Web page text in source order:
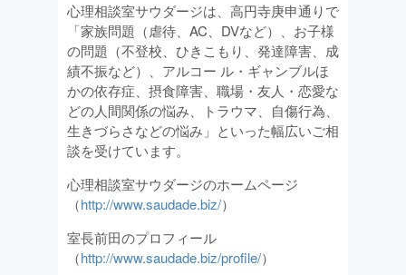
心理相談室サウダージは、高円寺庚申通りで
「家族問題（虐待、AC、DVなど）、お子様
の問題（不登校、ひきこもり、発達障害、成
績不振など）、アルコー ル・ギャンブルほ
かの依存症、摂食障害、職場・友人・恋愛な
どの人間関係の悩み、トラウマ、自傷行為、
生きづらさなどの悩み」といった幅広いご相
談を受けています。
心理相談室サウダージのホームページ
（http://www.saudade.biz/）
室長前田のプロフィール
（http://www.saudade.biz/profile/）